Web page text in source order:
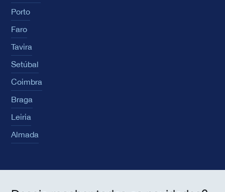
Porto
Faro
Tavira
Setúbal
Coimbra
Braga
Leiria
Almada